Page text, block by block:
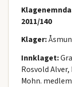
2011/140
Klager:
Innklaget:
Rosvold
Mohn.